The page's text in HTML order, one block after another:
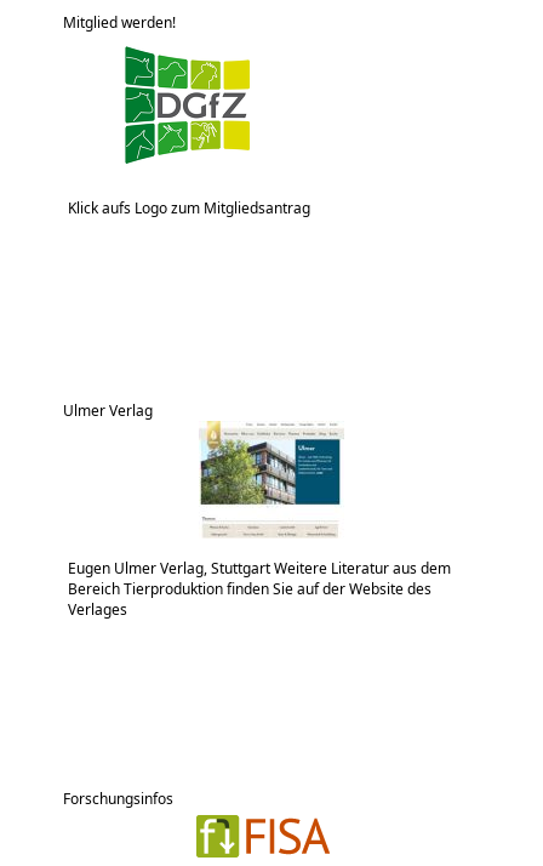
Mitglied werden!
Klick aufs Logo zum Mitgliedsantrag
Ulmer Verlag
Eugen Ulmer Verlag, Stuttgart Weitere Literatur aus dem
Bereich Tierproduktion finden Sie auf der Website des
Verlages
Forschungsinfos